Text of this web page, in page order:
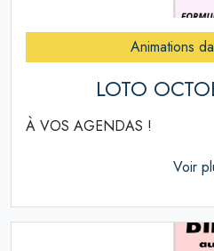
Animations
LOTO
À VOS AGENDAS !
Voir